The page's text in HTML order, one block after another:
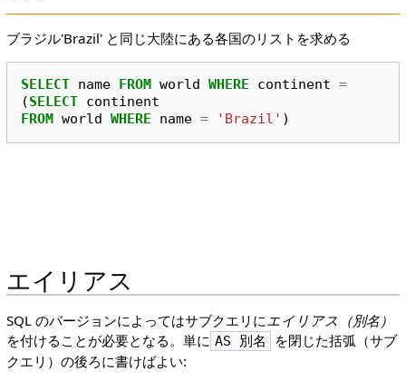
ブラジル'Brazil' と同じ大陸にある各国のリストを求める
SELECT name FROM world WHERE continent =
(SELECT continent
FROM
world WHERE name = 'Brazil' )
エイリアス
SQL のバージョンによってはサブクエリにエイリアス（別名）
を付けることが必要となる。単に AS 別名
を閉じた括弧（サブ
クエリ）の後ろに書けばよい: